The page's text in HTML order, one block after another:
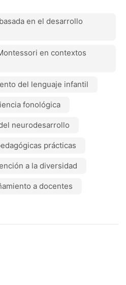
en el desarrollo
en contextos
del lenguaje infantil
fonológica
neurodesarrollo
prácticas
a la diversidad
a docentes